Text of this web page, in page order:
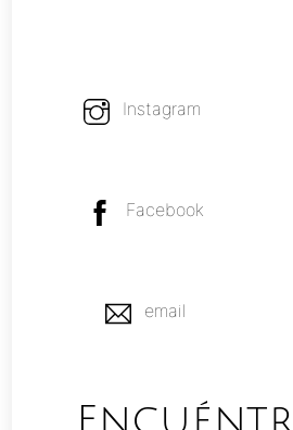
Instagram
Facebook
email